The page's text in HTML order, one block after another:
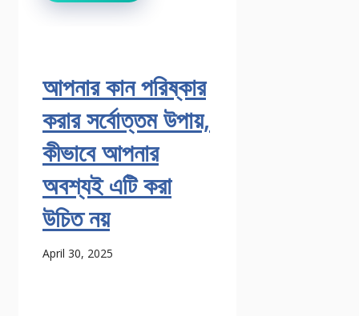
আপনার কান পরিষ্কার
করার সর্বোত্তম উপায়,
কীভাবে আপনার
অবশ্যই এটি করা
উচিত নয়
April 30, 2025